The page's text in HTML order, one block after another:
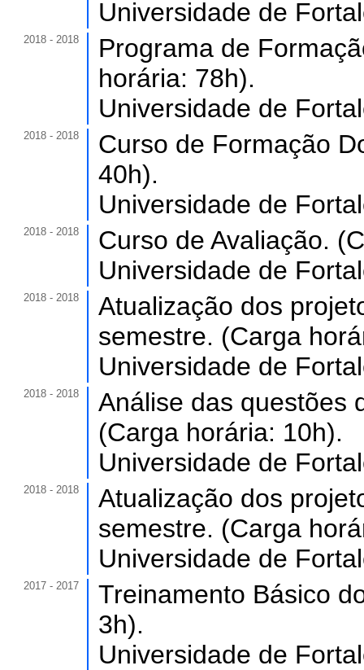
Universidade de
2018 - 2018
Programa de
horária: 78h).
Universidade de
2018 - 2018
Curso de Formação
40h).
Universidade de
2018 - 2018
Curso de Avaliação.
Universidade de
2018 - 2018
Atualização dos
semestre. (Carga
Universidade de
2018 - 2018
Análise das questões
(Carga horária: 10h).
Universidade de
2018 - 2018
Atualização dos
semestre. (Carga
Universidade de
2017 - 2017
Treinamento Básico
3h).
Universidade de